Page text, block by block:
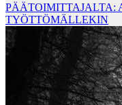
PÄÄTOIMITTAJALTA:
TYÖTTÖMÄLLEKIN